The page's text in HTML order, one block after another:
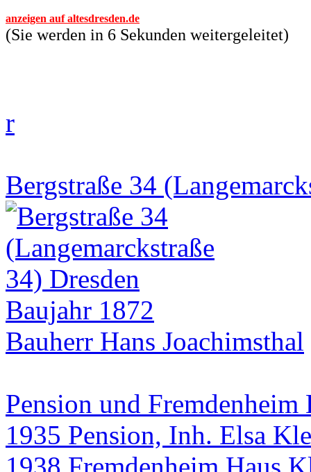
anzeigen auf altesdresden.de
(Sie werden in 6 Sekunden weitergeleitet)
r
Bergstraße 34
Baujahr 1872
Bauherr Hans Joachimsthal
Pension und Fremdenheim
1935 Pension, Inh. Elsa